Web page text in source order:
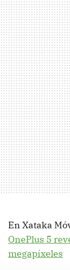
En Xataka
OnePlus 5
megapíxeles